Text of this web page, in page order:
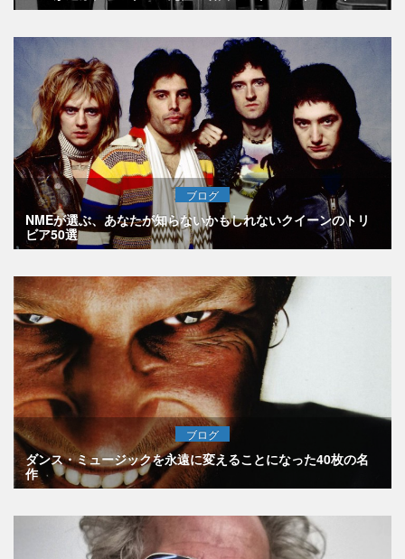
ブログ
NMEが選ぶ、あなたが知らないかもしれないクイーンのトリ
ビア50選
ブログ
ダンス・ミュージックを永遠に変えることになった40枚の名
作